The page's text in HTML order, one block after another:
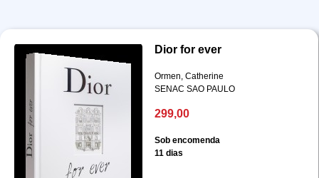
Dior for ever
Ormen, Catherine
SENAC SAO PAULO
299,00
Sob encomenda
11 dias